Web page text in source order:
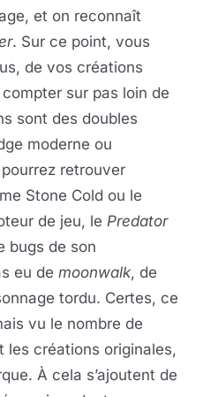
et on reconnaît
. Sur ce point, vous
de vos créations
sur pas loin de
sont des doubles
moderne ou
retrouver
Stone Cold ou le
de jeu, le Predator
bugs de son
eu de moonwalk, de
tordu. Certes, ce
vu le nombre de
les créations originales,
À cela s’ajoutent de